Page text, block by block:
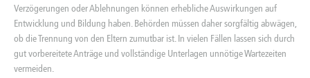
Verzögerungen oder Ablehnungen können erhebliche Auswirkungen auf
Entwicklung und Bildung haben. Behörden müssen daher sorgfältig abwägen,
ob die Trennung von den Eltern zumutbar ist. In vielen Fällen lassen sich durch
gut vorbereitete Anträge und vollständige Unterlagen unnötige Wartezeiten
vermeiden.